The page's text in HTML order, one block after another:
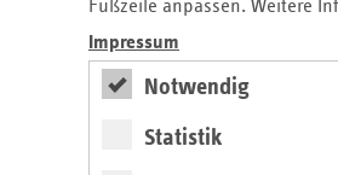
Fußzeile anpassen. Weitere
Impressum
Notwendig
Statistik
Informationen
Der vdek
Karriere
Die GKV